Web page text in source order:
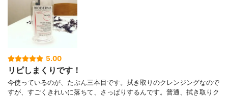
5.00
リピしまくりです！
今使っているのが、たぶん三本目です。拭き取りのクレンジングなので
すが、すごくきれいに落ちて、さっぱりするんです。普通、拭き取りク